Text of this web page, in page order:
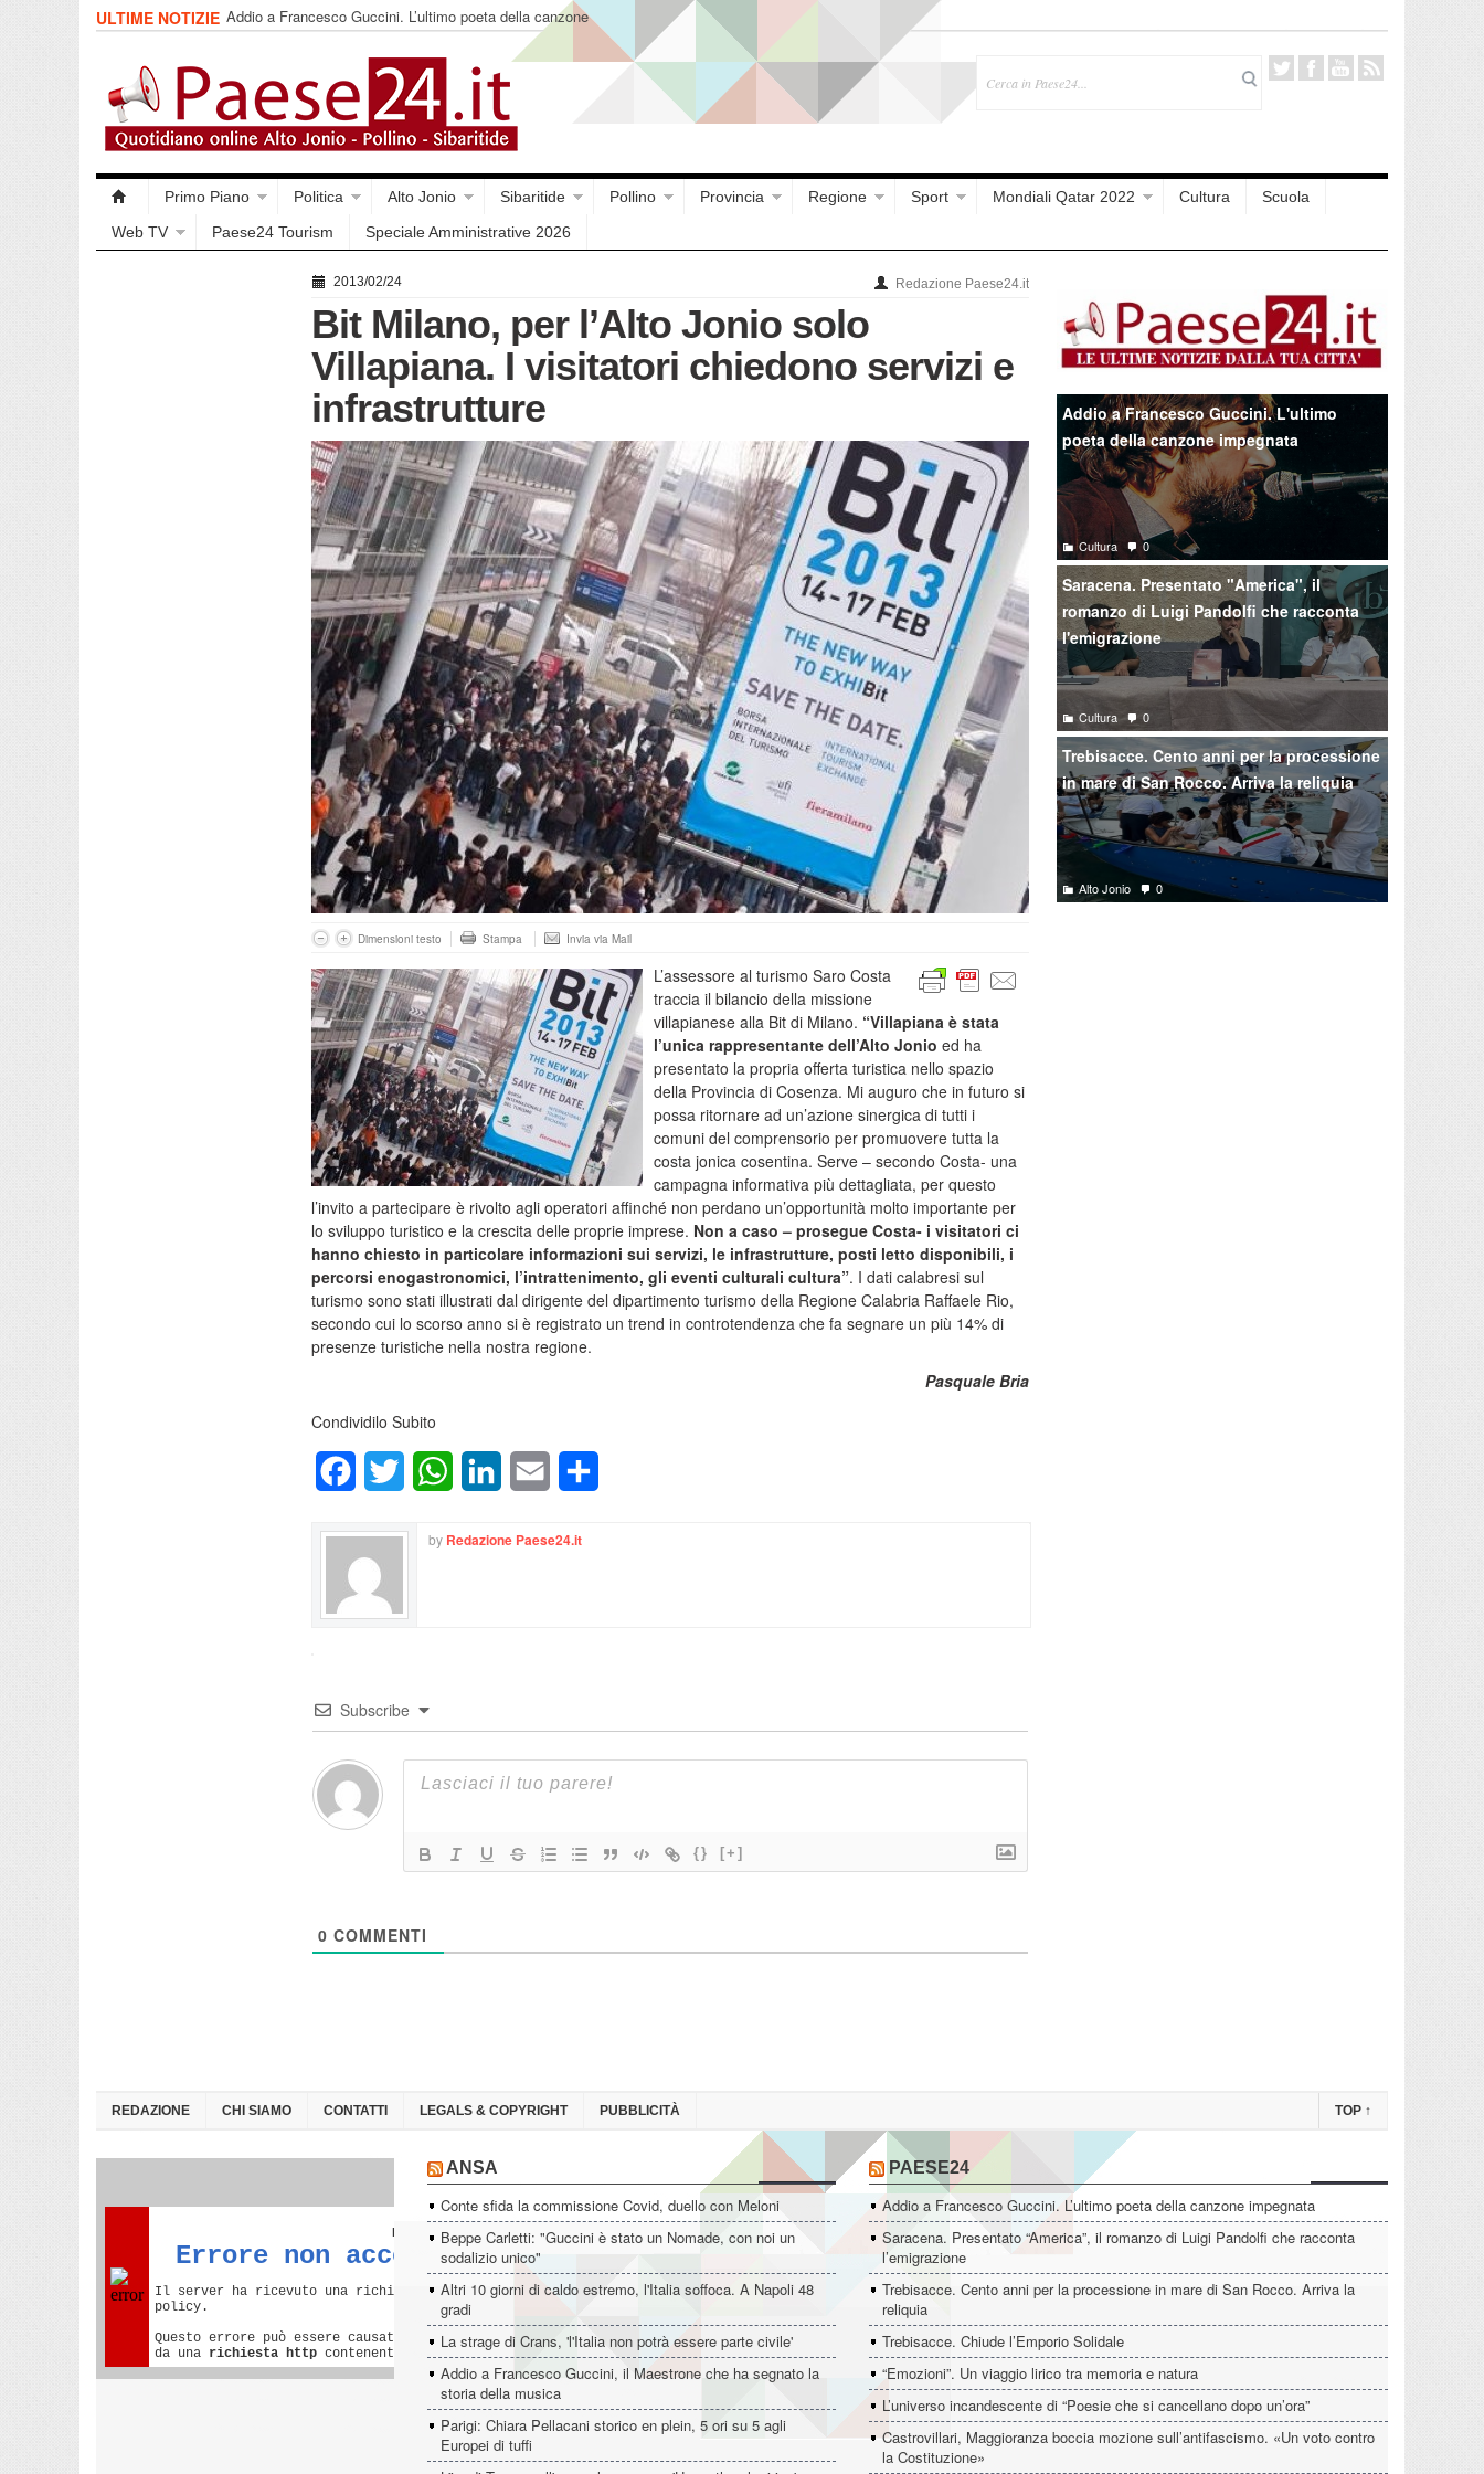
ULTIME NOTIZIE Addio a Francesco Guccini. L’ultimo poeta della canzone
impegnata
Primo Piano Politica Alto Jonio Sibaritide Pollino Provincia Regione Sport Mondiali Qatar 2022 Cultura
Scuola
Web TV
Paese24 Tourism Speciale Amministrative 2026
2013/02/24 Redazione Paese24.it
Bit Milano, per l’Alto Jonio solo
Villapiana. I visitatori chiedono servizi e
infrastrutture
Dimensioni testo Stampa Invia via Mail
L’assessore al turismo Saro Costa
traccia il bilancio della missione
villapianese alla Bit di Milano. “Villapiana è stata
l’unica rappresentante dell’Alto Jonio ed ha
presentato la propria offerta turistica nello spazio
della Provincia di Cosenza. Mi auguro che in futuro si
possa ritornare ad un’azione sinergica di tutti i
comuni del comprensorio per promuovere tutta la
costa jonica cosentina. Serve – secondo Costa- una
campagna informativa più dettagliata, per questo
l’invito a partecipare è rivolto agli operatori affinché non perdano un’opportunità molto importante per
lo sviluppo turistico e la crescita delle proprie imprese. Non a caso – prosegue Costa- i visitatori ci
hanno chiesto in particolare informazioni sui servizi, le infrastrutture, posti letto disponibili, i
percorsi enogastronomici, l’intrattenimento, gli eventi culturali cultura”. I dati calabresi sul
turismo sono stati illustrati dal dirigente del dipartimento turismo della Regione Calabria Raffaele Rio,
secondo cui lo scorso anno si è registrato un trend in controtendenza che fa segnare un più 14% di
presenze turistiche nella nostra regione.
Pasquale Bria
Condividilo Subito
FacebookTwitter WhatsAppLinkedInEmail
by Redazione Paese24.it
Subscribe
{} [+]
0 COMMENTI
Addio a Francesco Guccini. L'ultimo
poeta della canzone impegnata
Cultura 0
Saracena. Presentato "America", il
romanzo di Luigi Pandolfi che racconta
l'emigrazione
Cultura 0
Trebisacce. Cento anni per la processione
in mare di San Rocco. Arriva la reliquia
Alto Jonio 0
REDAZIONE CHI SIAMO CONTATTI LEGALS & COPYRIGHT PUBBLICITÀ TOP ↑
ANSA
Conte sfida la commissione Covid, duello con Meloni
Beppe Carletti: "Guccini è stato un Nomade, con noi un
sodalizio unico"
Altri 10 giorni di caldo estremo, l'Italia soffoca. A Napoli 48
gradi
La strage di Crans, 'l'Italia non potrà essere parte civile'
Addio a Francesco Guccini, il Maestrone che ha segnato la
storia della musica
Parigi: Chiara Pellacani storico en plein, 5 ori su 5 agli
Europei di tuffi
PAESE24
Addio a Francesco Guccini. L’ultimo poeta della canzone impegnata
Saracena. Presentato “America”, il romanzo di Luigi Pandolfi che racconta
l’emigrazione
Trebisacce. Cento anni per la processione in mare di San Rocco. Arriva la
reliquia
Trebisacce. Chiude l’Emporio Solidale
“Emozioni”. Un viaggio lirico tra memoria e natura
L’universo incandescente di “Poesie che si cancellano dopo un’ora”
Castrovillari, Maggioranza boccia mozione sull’antifascismo. «Un voto contro
la Costituzione»